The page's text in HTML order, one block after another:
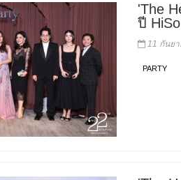
'The
ปี
11 กันย
PARTY